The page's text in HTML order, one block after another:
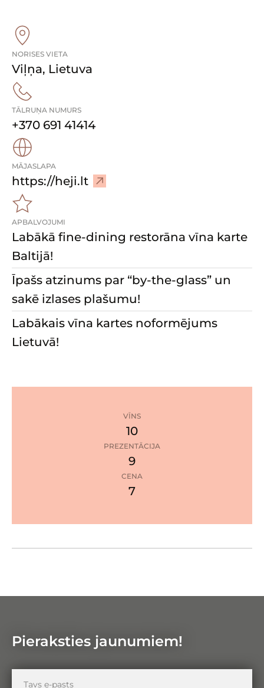
NORISES VIETA
Viļņa, Lietuva
TĀLRUŅA NUMURS
+370 691 41414
MĀJASLAPA
https://heji.lt
e
l
ē
m
ā
j
a
APBALVOJUMI
Labākā fine-dining restorāna vīna karte
Baltijā!
Īpašs atzinums par “by-the-glass” un
sakē izlases plašumu!
Labākais vīna kartes noformējums
Lietuvā!
VĪNS
10
PREZENTĀCIJA
9
CENA
7
Pieraksties jaunumiem!